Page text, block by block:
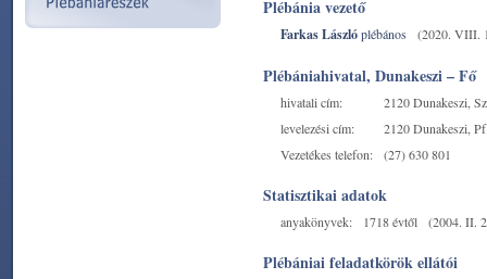
Plébánia vezető
Farkas Lászlóplébános (2020. VIII.
Plébániahivatal, Dunakeszi – Fő
hivatali cím:
2120 Dunakeszi,
levelezési cím:
2120 Dunakeszi,
Vezetékes telefon:
(27) 630 801
Statisztikai adatok
anyakönyvek: 1718 évtől (2004. II.
Plébániai feladatkörök ellátói